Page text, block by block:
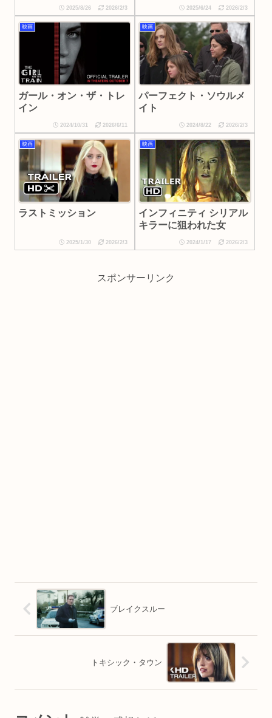
2025/8/26 2026/2/3 2025/6/24 2026/2/3
映画
ガール・オン・ザ・トレ
イン
2024/10/31 2026/6/11
映画
パーフェクト・ソウルメ
イト
2024/8/22 2026/2/3
映画
ラストミッション
2025/1/30 2026/2/3
映画
インフィニティ シリアル
キラーに狙われた女
2024/1/17 2026/2/3
スポンサーリンク
ブレイクスルー
トキシック・タウン